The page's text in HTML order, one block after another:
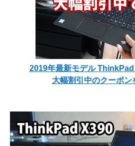
2019年最新モデル ThinkPad
大幅割引中のクーポン